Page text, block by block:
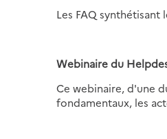
Les FAQ
Webinaire du
Ce webinaire, d'une
fondamentaux, les